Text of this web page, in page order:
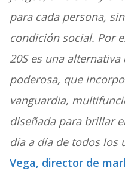
para cada persona,
condición social. Por
20S es una
poderosa, que
vanguardia,
diseñada para brillar
día a día de todos los
Vega, director de